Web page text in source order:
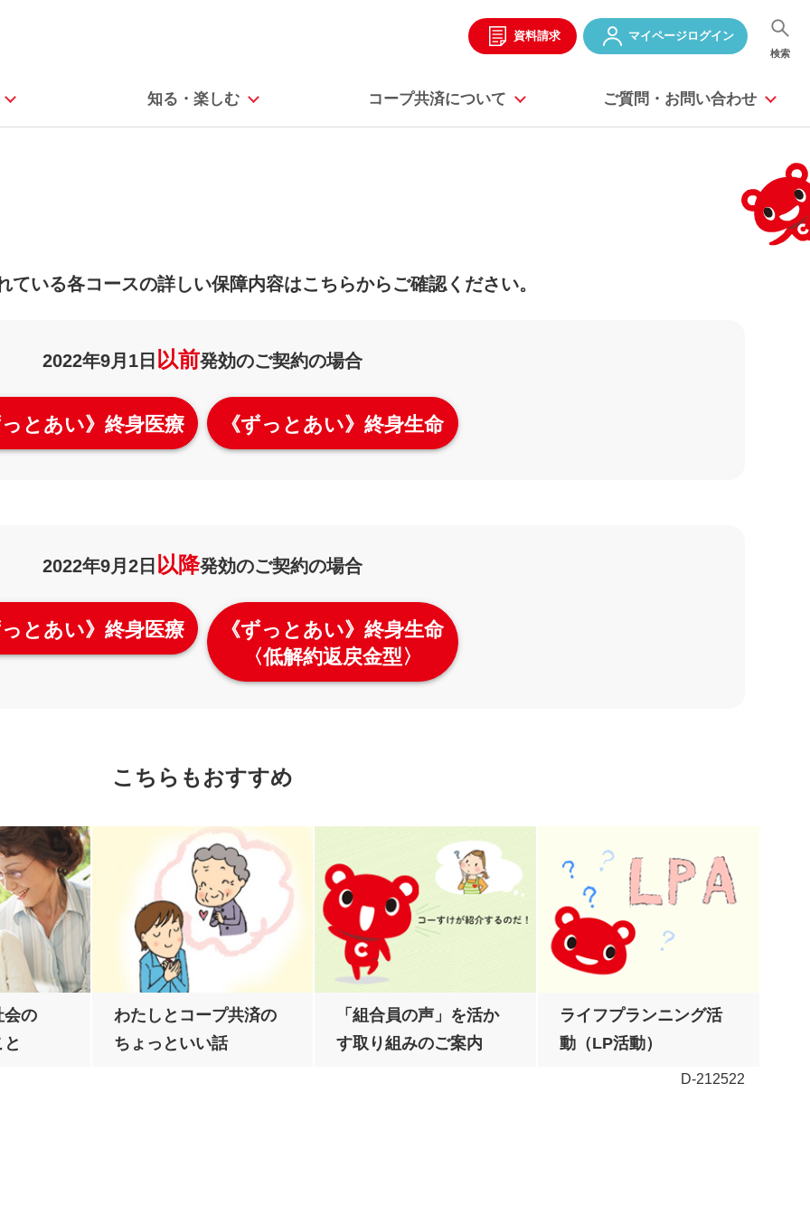
知る・楽しむ コープ共済について ご質問・お問い合わせ
資料請求 マイページログイン
検索
ている各コースの詳しい保障内容はこちらからご確認ください。
2022年9月1日 以前発効のご契約の場合
とあい》終身医療 《ずっとあい》終身生命
2022年9月2日 以降発効のご契約の場合
とあい》終身医療
《ずっとあい》終身生命
〈低解約返戻金型〉
こちらもおすすめ
会の
わたしとコープ共済の
ちょっといい話
「組合員の声」を活か
す取り組みのご案内
ライフプランニング活
動（LP活動）
D-212522